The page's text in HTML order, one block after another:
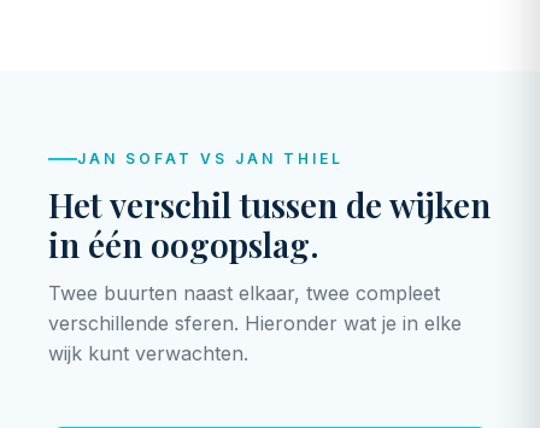
JAN SOFAT VS JAN THIEL
Het verschil tussen de wijken
in één oogopslag.
Twee buurten naast elkaar, twee compleet
verschillende sferen. Hieronder wat je in elke
wijk kunt verwachten.